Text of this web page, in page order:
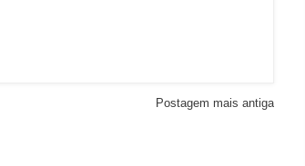
Postagem mais antiga